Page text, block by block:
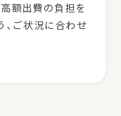
額出費の負担を
､ご状況に合わせ